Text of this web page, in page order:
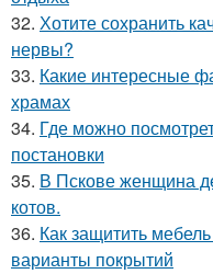
32. Хотите сохранить
нервы?
33. Какие интересные
храмах
34. Где можно
постановки
35. В Пскове женщина
котов.
36. Как защитить
варианты покрытий